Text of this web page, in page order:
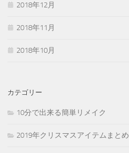
2018年12月
2018年11月
2018年10月
カテゴリー
10分で出来る簡単リメイク
2019年クリスマスアイテムまとめ